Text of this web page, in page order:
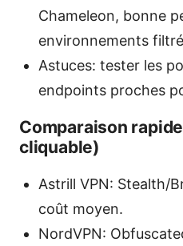
Chameleon, bonne
environnements
Astuces: tester les
endpoints proches
Comparaison
cliquable)
Astrill VPN: Stealth/
coût moyen.
NordVPN: